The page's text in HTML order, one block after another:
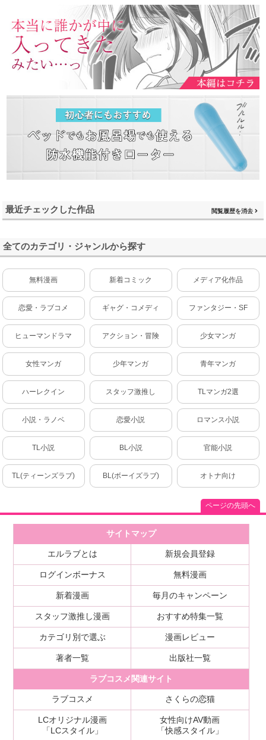
最近チェックした作品 閲覧履歴を消去
全てのカテゴリ・ジャンルから探す
無料漫画 新着コミック メディア化作品
恋愛・ラブコメ ギャグ・コメディ ファンタジー・SF
ヒューマンドラマ アクション・冒険 少女マンガ
女性マンガ 少年マンガ 青年マンガ
ハーレクイン スタッフ激推し TLマンガ2選
小説・ラノベ 恋愛小説 ロマンス小説
TL小説 BL小説 官能小説
TL(ティーンズラブ) BL(ボーイズラブ) オトナ向け
ページの先頭へ
サイトマップ
エルラブとは 新規会員登録
ログインボーナス 無料漫画
新着漫画 毎月のキャンペーン
スタッフ激推し漫画 おすすめ特集一覧
カテゴリ別で選ぶ 漫画レビュー
著者一覧 出版社一覧
ラブコスメ関連サイト
ラブコスメ さくらの恋猫
LCオリジナル漫画
「LCスタイル」
女性向けAV動画
「快感スタイル」